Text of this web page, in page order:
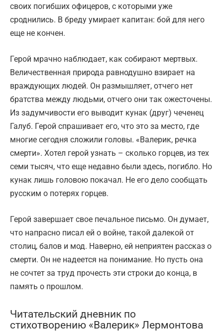
своих погибших офицеров, с которыми уже
сроднились. В бреду умирает капитан: бой для него
еще не кончен.
Герой мрачно наблюдает, как собирают мертвых.
Величественная природа равнодушно взирает на
враждующих людей. Он размышляет, отчего нет
братства между людьми, отчего они так ожесточены.
Из задумчивости его выводит кунак (друг) чеченец
Галуб. Герой спрашивает его, что это за место, где
многие сегодня сложили головы. «Валерик, речка
смерти». Хотел герой узнать – сколько горцев, из тех
семи тысяч, что еще недавно были здесь, погибло. Но
кунак лишь головою покачал. Не его дело сообщать
русским о потерях горцев.
Герой завершает свое печальное письмо. Он думает,
что напрасно писал ей о войне, такой далекой от
столиц, балов и мод. Наверно, ей неприятен рассказ о
смерти. Он не надеется на понимание. Но пусть она
не сочтет за труд прочесть эти строки до конца, в
память о прошлом.
Читательский дневник по
стихотворению «Валерик» Лермонтова